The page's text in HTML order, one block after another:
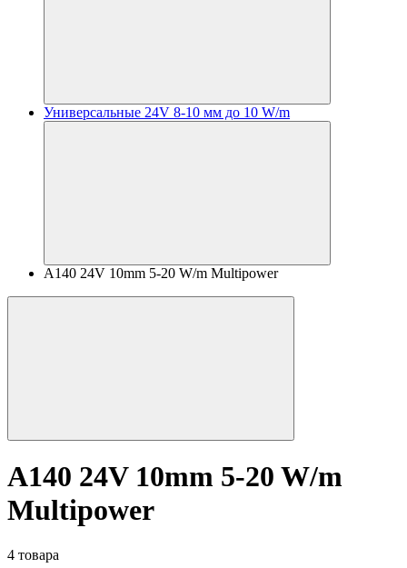
Универсальные 24V 8-10 мм до 10 W/m
A140 24V 10mm 5-20 W/m Multipower
A140 24V 10mm 5-20 W/m
Multipower
4 товара